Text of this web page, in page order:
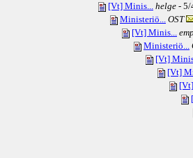
[Vt] Minis... helge - 5/
Ministeriö... OST
[Vt] Minis...
Ministeriö...
[Vt]
[Vt]